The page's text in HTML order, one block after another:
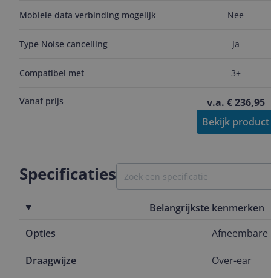
Mobiele data verbinding mogelijk
Type Noise cancelling
Compatibel met
Vanaf prijs
Nee
Ja
3+
v.a. € 236,95
Bekijk product
Specificaties
Belangrijkste kenmerken
Opties
Afneembare
Draagwijze Over-ear